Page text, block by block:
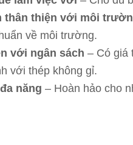
thân thiện với môi
về môi trường.
với ngân sách – Có giá
với thép không gỉ.
năng – Hoàn hảo cho